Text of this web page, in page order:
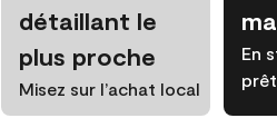
détaillant le
plus proche
Misez sur l’achat local
En